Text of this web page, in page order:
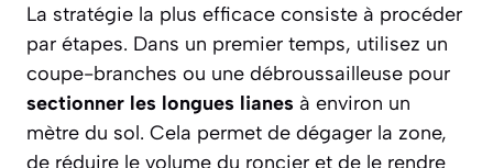
La stratégie la plus efficace consiste à procéder
par étapes. Dans un premier temps, utilisez un
coupe-branches ou une débroussailleuse pour
sectionner les longues lianes à environ un
mètre du sol. Cela permet de dégager la zone,
de réduire le volume du roncier et de le rendre